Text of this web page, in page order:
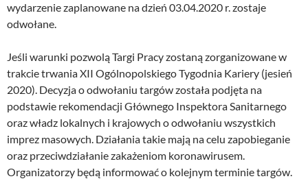
wydarzenie zaplanowane na dzień 03.04.2020 r. zostaje
odwołane.
Jeśli warunki pozwolą Targi Pracy zostaną zorganizowane w
trakcie trwania XII Ogólnopolskiego Tygodnia Kariery (jesień
2020). Decyzja o odwołaniu targów została podjęta na
podstawie rekomendacji Głównego Inspektora Sanitarnego
oraz władz lokalnych i krajowych o odwołaniu wszystkich
imprez masowych. Działania takie mają na celu zapobieganie
oraz przeciwdziałanie zakażeniom koronawirusem.
Organizatorzy będą informować o kolejnym terminie targów.